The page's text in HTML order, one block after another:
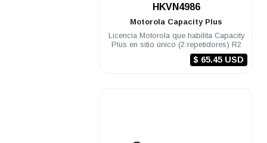
HKVN4986
Motorola Capacity Plus
Licencia Motorola que habilita Capacity
Plus en sitio único (2 repetidores) R2
$ 65.45 USD